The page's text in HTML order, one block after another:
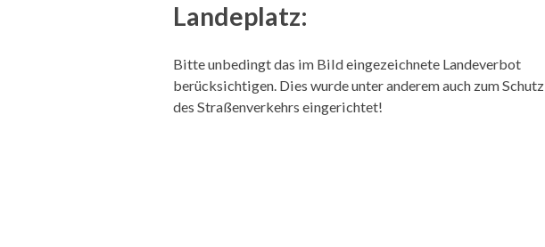
Landeplatz:
Bitte unbedingt das im Bild eingezeichnete Landeverbot
berücksichtigen. Dies wurde unter anderem auch zum Schutz
des Straßenverkehrs eingerichtet!